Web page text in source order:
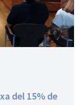
del 15% de